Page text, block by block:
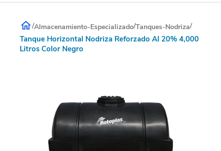
/Almacenamiento-Especializado/Tanques-Nodriza/
Tanque Horizontal Nodriza Reforzado Al 20% 4,000
Litros Color Negro